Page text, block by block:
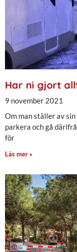
Har ni gjort
9 november 2021
Om man ställer av
parkera och gå
för
Läs mer »